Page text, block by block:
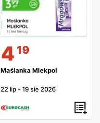
4 19
Maślanka Mlekpol
22 lip -19 sie 2026